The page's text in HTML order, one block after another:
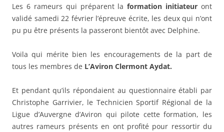
Les 6 rameurs qui préparent laformation initiateur ont
validé samedi 22 février l’épreuve écrite, les deux qui n’ont
pu pu être présents la passeront bientôt avec Delphine.
Voila qui mérite bien les encouragements de la part de
tous les membres de L’Aviron Clermont Aydat.
Et pendant qu’ils répondaient au questionnaire établi par
Christophe Garrivier, le Technicien Sportif Régional de la
Ligue d’Auvergne d’Aviron qui pilote cette formation, les
autres rameurs présents en ont profité pour ressortir du